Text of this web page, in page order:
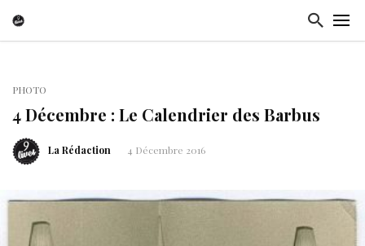
PHOTO
4 Décembre : Le Calendrier des Barbus
La Rédaction 4 Décembre 2016